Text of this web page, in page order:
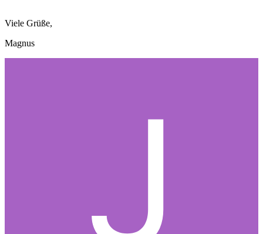
Viele Grüße,
Magnus